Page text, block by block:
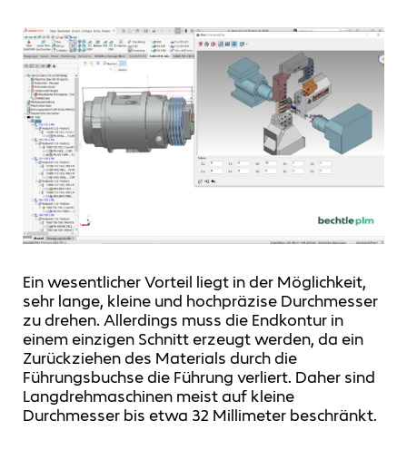
Ein wesentlicher Vorteil liegt in der Möglichkeit,
sehr lange, kleine und hochpräzise Durchmesser
zu drehen. Allerdings muss die Endkontur in
einem einzigen Schnitt erzeugt werden, da ein
Zurückziehen des Materials durch die
Führungsbuchse die Führung verliert. Daher sind
Langdrehmaschinen meist auf kleine
Durchmesser bis etwa 32 Millimeter beschränkt.